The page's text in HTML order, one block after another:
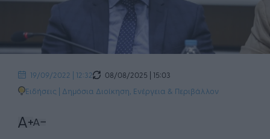
19/09/2022 | 12:32
08/08/2025 | 15:03
Ειδήσεις | Δημόσια Διοίκηση Ενέργεια & Περιβάλλον